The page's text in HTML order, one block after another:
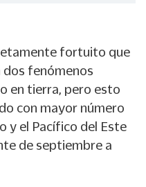
fortuito que
dos fenómenos
en tierra, pero esto
con mayor número
y el Pacífico del Este
de septiembre a